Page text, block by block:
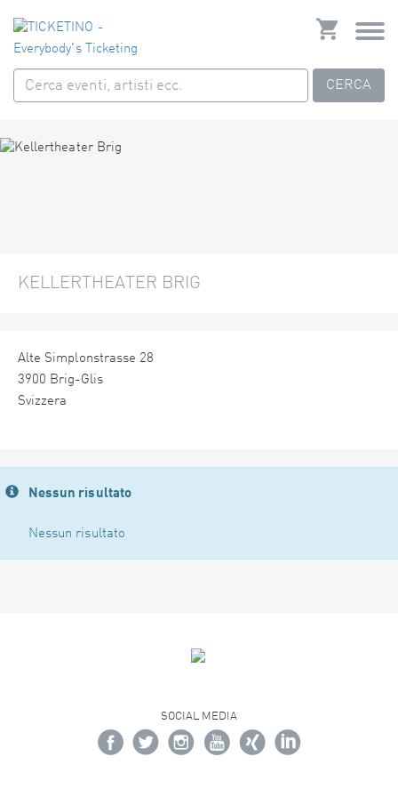
CERCA
KELLERTHEATER BRIG
Alte Simplonstrasse 28
3900 Brig-Glis
Svizzera
Nessun risultato
Nessun risultato
SOCIAL MEDIA